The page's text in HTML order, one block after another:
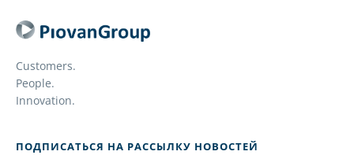
Customers.
People.
Innovation.
ПОДПИСАТЬСЯ НА РАССЫЛКУ НОВОСТЕЙ